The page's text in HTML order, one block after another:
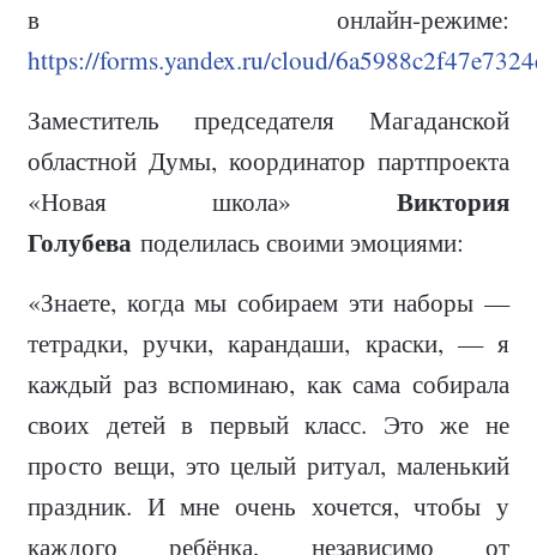
в онлайн-режиме:
https://forms.yandex.ru/cloud/
Заместитель председателя Магаданской
областной Думы, координатор партпроекта
«Новая школа» Виктория
Голубева поделилась своими эмоциями:
«Знаете, когда мы собираем эти наборы —
тетрадки, ручки, карандаши, краски, — я
каждый раз вспоминаю, как сама собирала
своих детей в первый класс. Это же не
просто вещи, это целый ритуал, маленький
праздник. И мне очень хочется, чтобы у
каждого ребёнка, независимо от